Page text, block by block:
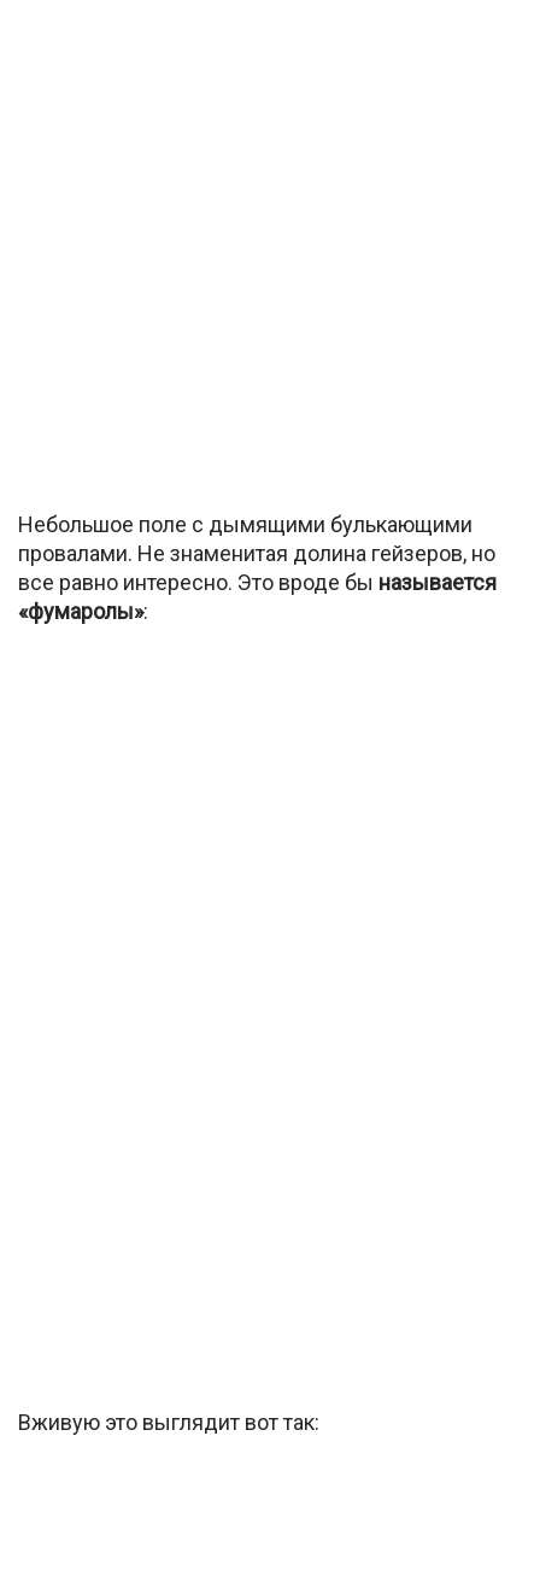
Небольшое поле с дымящими булькающими
провалами. Не знаменитая долина гейзеров, но
все равно интересно. Это вроде бы называется
«фумаролы»:
Вживую это выглядит вот так: